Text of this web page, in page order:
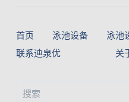
首页 泳池设备 泳池
联系迪泉优
关